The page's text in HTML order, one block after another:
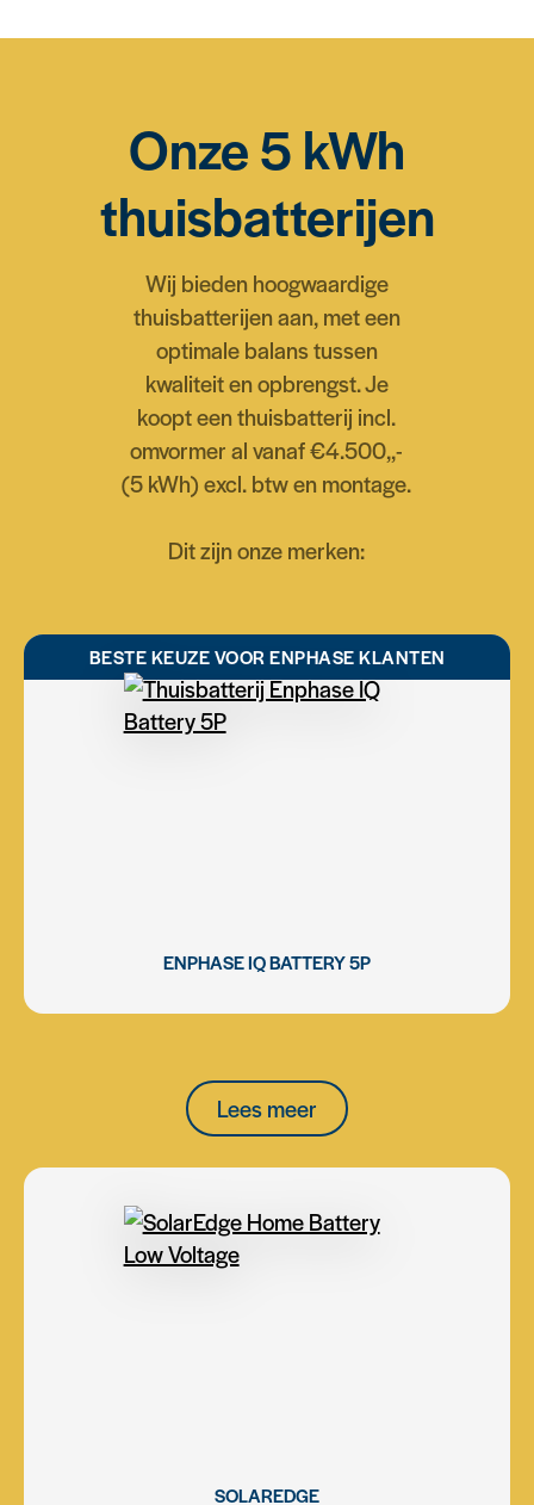
Onze 5 kWh
thuisbatterijen
Wij bieden hoogwaardige
thuisbatterijen aan, met een
optimale balans tussen
kwaliteit en opbrengst. Je
koopt een thuisbatterij incl.
omvormer al vanaf €4.500,,-
(5 kWh) excl. btw en montage.
Dit zijn onze merken:
BESTE KEUZE VOOR ENPHASE KLANTEN
ENPHASE IQ BATTERY 5P
Lees meer
SOLAREDGE